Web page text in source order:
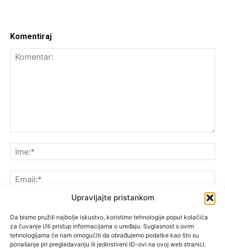
Upravljajte pristankom
Da bismo pružili najbolje iskustvo, koristimo tehnologije poput kolačića
za čuvanje i/ili pristup informacijama o uređaju. Suglasnost s ovim
tehnologijama će nam omogućiti da obrađujemo podatke kao što su
ponašanje pri pregledavanju ili jedinstveni ID-ovi na ovoj web stranici.
Komentiraj
Spremite moje ime, e-poštu i web-lokaciju u ovom
pregledniku sljedeći put kada komentarirate.